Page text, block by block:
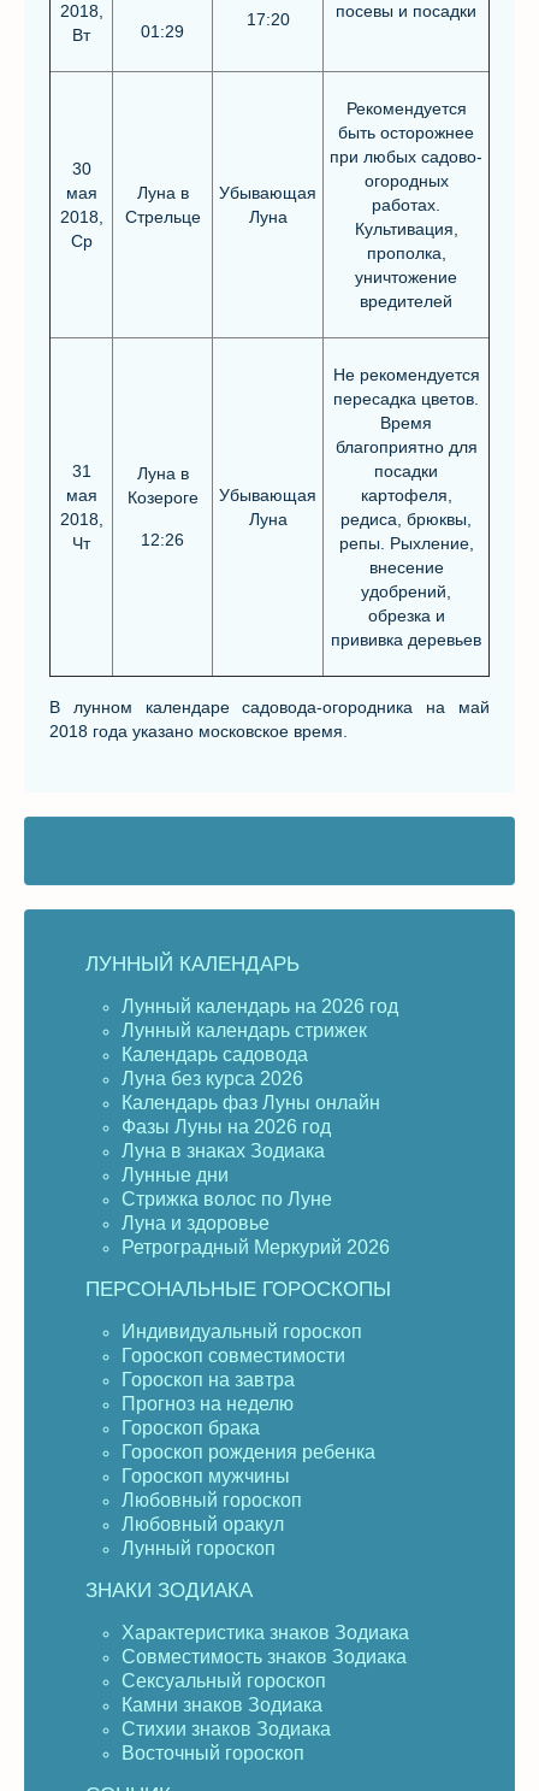
2018,
Вт
01:29
17:20
посевы и посадки
30
мая
2018,
Ср
Луна в
Стрельце
Убывающая
Луна
Рекомендуется
быть осторожнее
при любых садово-
огородных
работах.
Культивация,
прополка,
уничтожение
вредителей
31
мая
2018,
Чт
Луна в
Козероге
12:26
Убывающая
Луна
Не рекомендуется
пересадка цветов.
Время
благоприятно для
посадки
картофеля,
редиса, брюквы,
репы. Рыхление,
внесение
удобрений,
обрезка и
прививка деревьев
В лунном календаре садовода-огородника на май
2018 года указано московское время.
ЛУННЫЙ КАЛЕНДАРЬ
Лунный календарь на 2026 год
Лунный календарь стрижек
Календарь садовода
Луна без курса 2026
Календарь фаз Луны онлайн
Фазы Луны на 2026 год
Луна в знаках Зодиака
Лунные дни
Стрижка волос по Луне
Луна и здоровье
Ретроградный Меркурий 2026
ПЕРСОНАЛЬНЫЕ ГОРОСКОПЫ
Индивидуальный гороскоп
Гороскоп совместимости
Гороскоп на завтра
Прогноз на неделю
Гороскоп брака
Гороскоп рождения ребенка
Гороскоп мужчины
Любовный гороскоп
Любовный оракул
Лунный гороскоп
ЗНАКИ ЗОДИАКА
Характеристика знаков Зодиака
Совместимость знаков Зодиака
Сексуальный гороскоп
Камни знаков Зодиака
Стихии знаков Зодиака
Восточный гороскоп